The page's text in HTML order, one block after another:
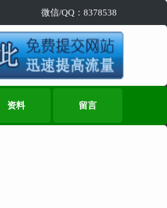
微信/QQ：8378538
资料 留言